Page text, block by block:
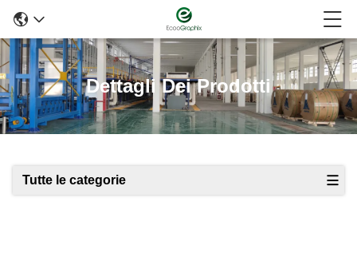
Dettagli Dei Prodotti
Tutte le categorie